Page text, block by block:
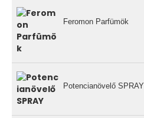
Feromon Parfümök
Potencianövelő SPRAY